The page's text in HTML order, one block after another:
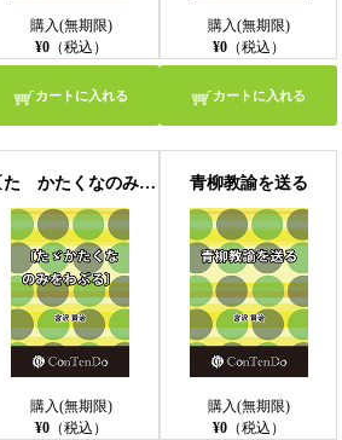
購入(無期限)
¥0（税込）
カートに入れる
購入(無期限)
¥0（税込）
カートに入れる
〔たゞかたくなのみをわぶる〕
購入(無期限)
¥0（税込）
青柳教諭を送る
購入(無期限)
¥0（税込）